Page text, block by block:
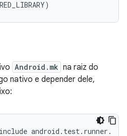
Android.mk na raiz do
nativo e depender dele,
android.test.runner.